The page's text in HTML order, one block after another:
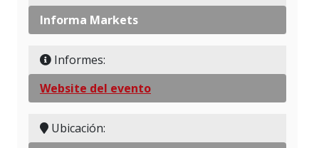
Informa Markets
Informes:
Website del evento
Ubicación: